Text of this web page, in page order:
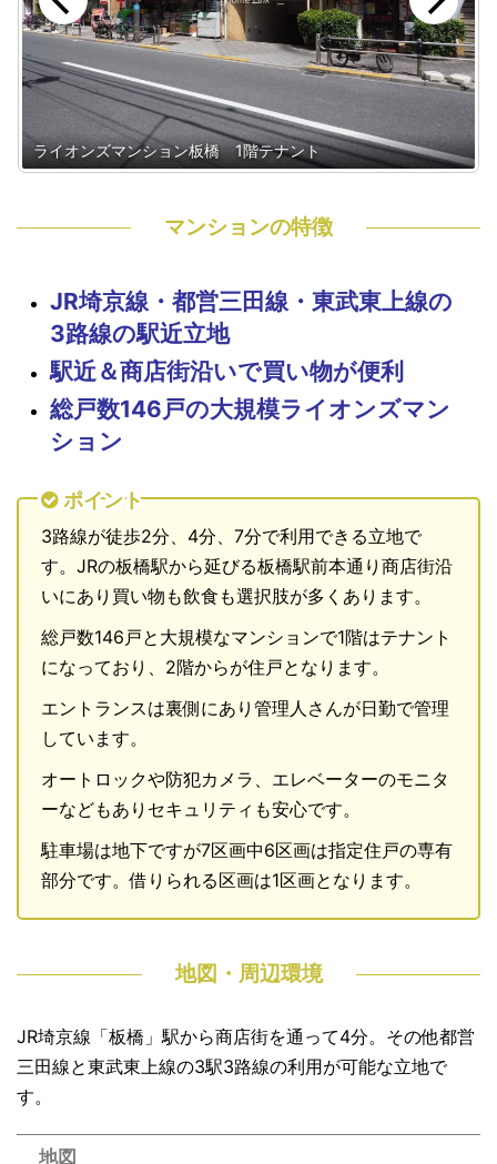
ライオンズマンション板橋 1階テナント
マンションの特徴
JR埼京線・都営三田線・東武東上線の
3路線の駅近立地
駅近＆商店街沿いで買い物が便利
総戸数146戸の大規模ライオンズマン
ション
ポイント
3路線が徒歩2分、4分、7分で利用できる立地で
す。JRの板橋駅から延びる板橋駅前本通り商店街沿
いにあり買い物も飲食も選択肢が多くあります。
総戸数146戸と大規模なマンションで1階はテナント
になっており、2階からが住戸となります。
エントランスは裏側にあり管理人さんが日勤で管理
しています。
オートロックや防犯カメラ、エレベーターのモニタ
ーなどもありセキュリティも安心です。
駐車場は地下ですが7区画中6区画は指定住戸の専有
部分です。借りられる区画は1区画となります。
地図・周辺環境
JR埼京線「板橋」駅から商店街を通って4分。その他都営
三田線と東武東上線の3駅3路線の利用が可能な立地で
す。
地図